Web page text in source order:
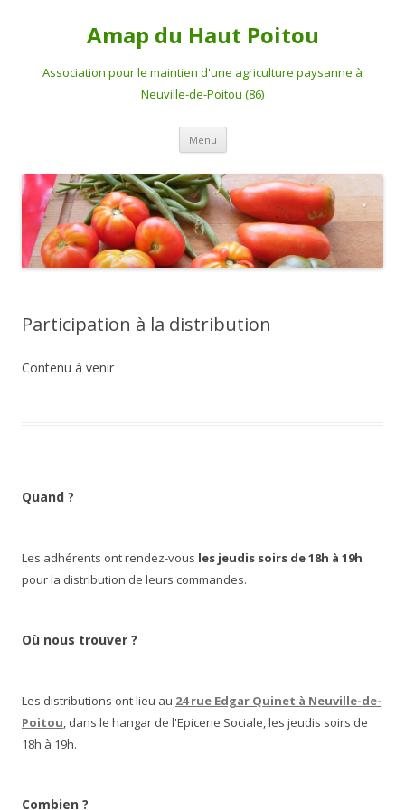
Amap du Haut Poitou
Association pour le maintien d'une agriculture paysanne à
Neuville-de-Poitou (86)
Menu Aller
contenu
Participation à la distribution
Contenu à venir
Quand ?
Les adhérents ont rendez-vous les jeudis soirs de 18h à 19h
pour la distribution de leurs commandes.
Où nous trouver ?
Les distributions ont lieu au 24 rue Edgar Quinet à Neuville-de-
Poitou, dans le hangar de l'Epicerie Sociale, les jeudis soirs de
18h à 19h.
Combien ?